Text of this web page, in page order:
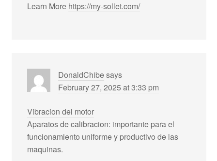
Learn More https://my-sollet.com/
DonaldChibesays
February 27, 2025 at 3:33 pm
Vibracion del motor
Aparatos de calibracion: importante para el
funcionamiento uniforme y productivo de las
maquinas.